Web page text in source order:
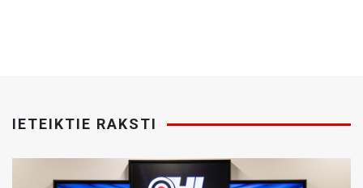
IETEIKTIE RAKSTI